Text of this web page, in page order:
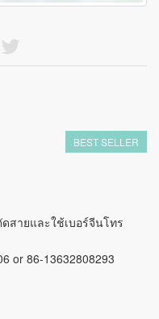
BEST SELLER
สายและใช้เบอร์จีนโทร
or 86-13632808293